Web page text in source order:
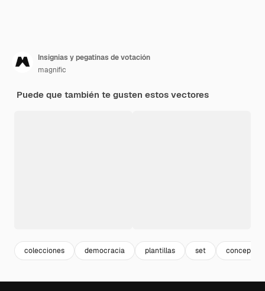
Insignias y pegatinas de votación
magnific
Puede que también te gusten estos vectores
colecciones democracia plantillas set concepto